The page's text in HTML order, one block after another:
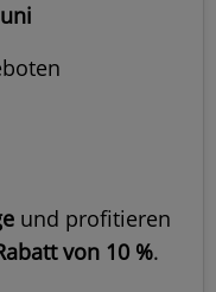
und profitieren
von 10 %.